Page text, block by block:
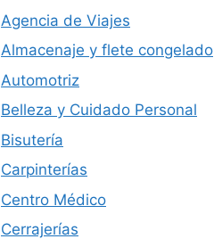
Agencia de Viajes
Almacenaje y flete congelado
Automotriz
Belleza y Cuidado Personal
Bisutería
Carpinterías
Centro Médico
Cerrajerías